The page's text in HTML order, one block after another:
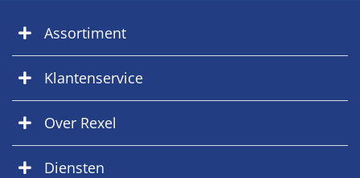
Assortiment
Klantenservice
Over Rexel
Diensten